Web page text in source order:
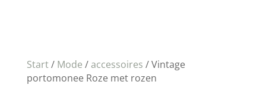
Start/ Mode /accessoires / Vintage
portomonee Roze met rozen